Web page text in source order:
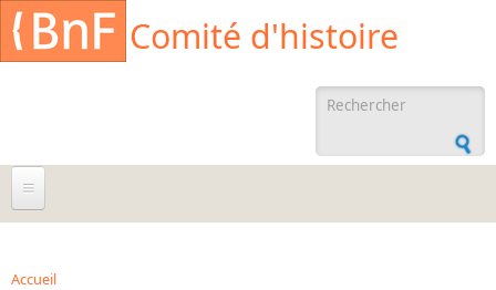
Aller au contenu principal
Comité d'histoire
recherche
À propos
Agenda
Accueil
Cookies management panel